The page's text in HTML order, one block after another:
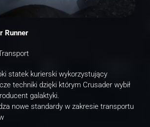
Runner
statek kurierski wykorzystujący
techniki dzięki którym Crusader wybił
galaktyki.
nowe standardy w zakresie transportu